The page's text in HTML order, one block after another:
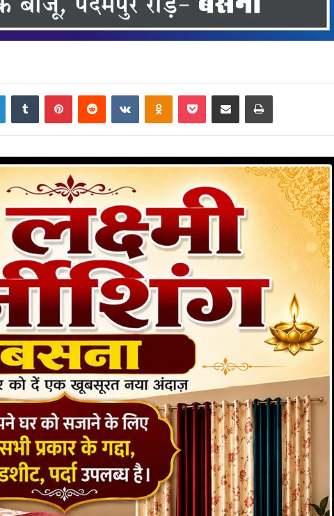
LinkedInTumblr PinterestReddit VKontakteOdnoklassniki
Pocket Share via Email Print